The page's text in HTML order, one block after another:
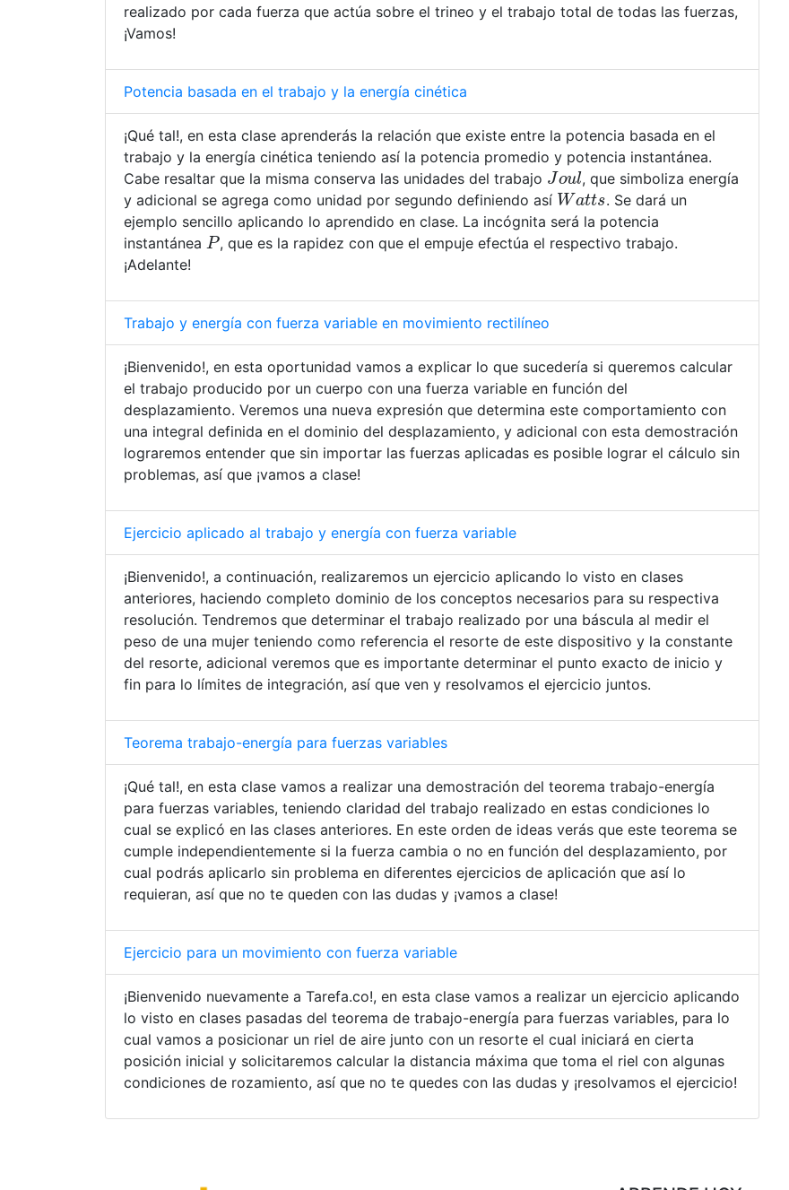
realizado por cada fuerza que actúa sobre el trineo y el trabajo total de todas las fuerzas,
¡Vamos!
Potencia basada en el trabajo y la energía cinética
¡Qué tal!, en esta clase aprenderás la relación que existe entre la potencia basada en el
trabajo y la energía cinética teniendo así la potencia promedio y potencia instantánea.
Cabe resaltar que la misma conserva las unidades del trabajo Jo ul, que simboliza energía
y adicional se agrega como unidad por segundo definiendo así Watts. Se dará un
ejemplo sencillo aplicando lo aprendido en clase. La incógnita será la potencia
instantánea P, que es la rapidez con que el empuje efectúa el respectivo trabajo.
¡Adelante!
Trabajo y energía con fuerza variable en movimiento rectilíneo
¡Bienvenido!, en esta oportunidad vamos a explicar lo que sucedería si queremos calcular
el trabajo producido por un cuerpo con una fuerza variable en función del
desplazamiento. Veremos una nueva expresión que determina este comportamiento con
una integral definida en el dominio del desplazamiento, y adicional con esta demostración
lograremos entender que sin importar las fuerzas aplicadas es posible lograr el cálculo sin
problemas, así que ¡vamos a clase!
Ejercicio aplicado al trabajo y energía con fuerza variable
¡Bienvenido!, a continuación, realizaremos un ejercicio aplicando lo visto en clases
anteriores, haciendo completo dominio de los conceptos necesarios para su respectiva
resolución. Tendremos que determinar el trabajo realizado por una báscula al medir el
peso de una mujer teniendo como referencia el resorte de este dispositivo y la constante
del resorte, adicional veremos que es importante determinar el punto exacto de inicio y
fin para lo límites de integración, así que ven y resolvamos el ejercicio juntos.
Teorema trabajo-energía para fuerzas variables
¡Qué tal!, en esta clase vamos a realizar una demostración del teorema trabajo-energía
para fuerzas variables, teniendo claridad del trabajo realizado en estas condiciones lo
cual se explicó en las clases anteriores. En este orden de ideas verás que este teorema se
cumple independientemente si la fuerza cambia o no en función del desplazamiento, por
cual podrás aplicarlo sin problema en diferentes ejercicios de aplicación que así lo
requieran, así que no te queden con las dudas y ¡vamos a clase!
Ejercicio para un movimiento con fuerza variable
¡Bienvenido nuevamente a Tarefa.co!, en esta clase vamos a realizar un ejercicio aplicando
lo visto en clases pasadas del teorema de trabajo-energía para fuerzas variables, para lo
cual vamos a posicionar un riel de aire junto con un resorte el cual iniciará en cierta
posición inicial y solicitaremos calcular la distancia máxima que toma el riel con algunas
condiciones de rozamiento, así que no te quedes con las dudas y ¡resolvamos el ejercicio!